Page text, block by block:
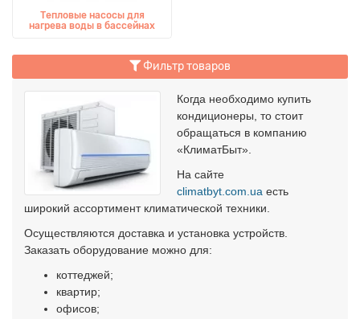
Тепловые насосы для
нагрева воды в бассейнах
Фильтр товаров
Когда необходимо купить
кондиционеры, то стоит
обращаться в компанию
«КлиматБыт».
На сайте
climatbyt.com.ua есть
широкий ассортимент климатической техники.
Осуществляются доставка и установка устройств.
Заказать оборудование можно для:
коттеджей;
квартир;
офисов;